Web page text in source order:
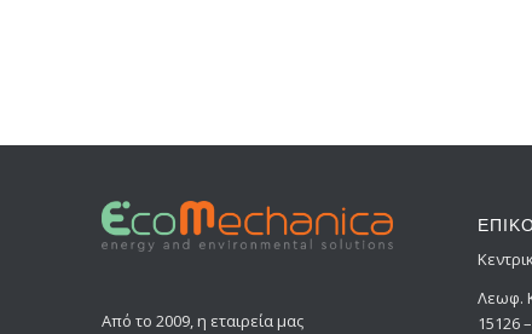
Από το 2009, η εταιρεία μας
Λεωφ.
15126